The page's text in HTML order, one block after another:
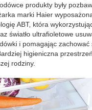
produkty były
marki Haier
ABT, która
światło ultrafioletowe
i pomagając zachować
higieniczna
rodziny.